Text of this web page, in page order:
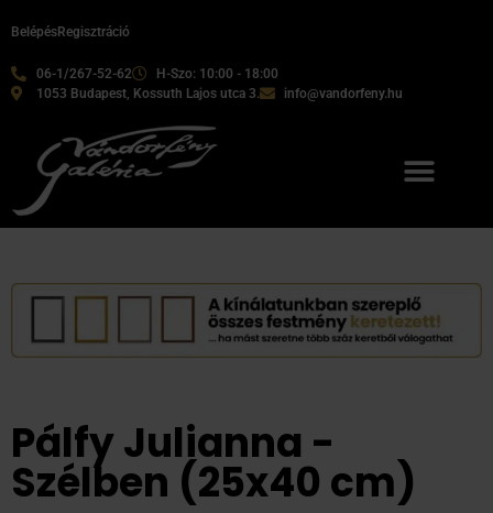
06-1/267-52-62
H-Szo: 10:00 - 18:00
1053 Budapest, Kossuth Lajos utca 3.
info@vandorfeny.hu
BelépésRegisztráció
Pálfy Julianna -
Szélben (25x40 cm)